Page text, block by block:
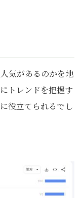
気があるのかを地
トレンドを把握す
役立てられるでし